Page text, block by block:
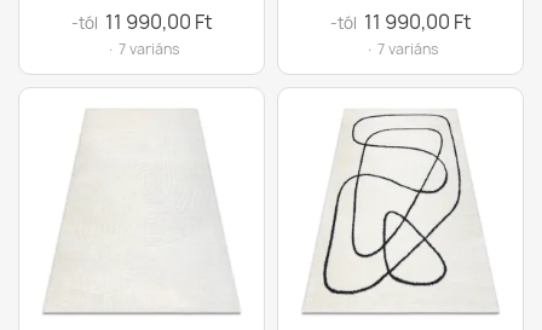
-tól 11 990,00 Ft
· 7 variáns
-tól 11 990,00 Ft
· 7 variáns